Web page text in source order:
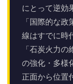
にとって逆効
「国際的な
線はすでに時
「石炭火力
の強化・多様
正面から位置